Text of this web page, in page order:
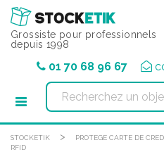
Grossiste pour professionnels
depuis 1998
01 70 68 96 67
STOCKETIK >
PROTEGE CARTE DE
RFID
Panneau de gestion des cookies